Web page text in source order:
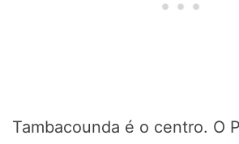
Tambacounda é o centro. O